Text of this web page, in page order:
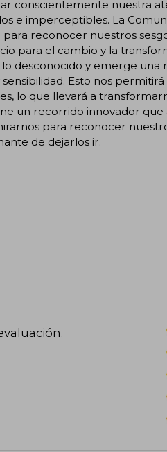
conscientemente nuestra
e imperceptibles. La
reconocer nuestros
para el cambio y la
desconocido y emerge una
Esto nos
lo que llevará a
un recorrido innovador que
para reconocer
de dejarlos ir.
.